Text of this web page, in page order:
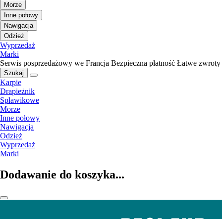
Morze
Inne połowy
Nawigacja
Odzież
Wyprzedaż
Marki
Serwis posprzedażowy we Francja Bezpieczna płatność Łatwe zwroty
Szukaj
Karpie
Drapieżnik
Spławikowe
Morze
Inne połowy
Nawigacja
Odzież
Wyprzedaż
Marki
Dodawanie do koszyka...